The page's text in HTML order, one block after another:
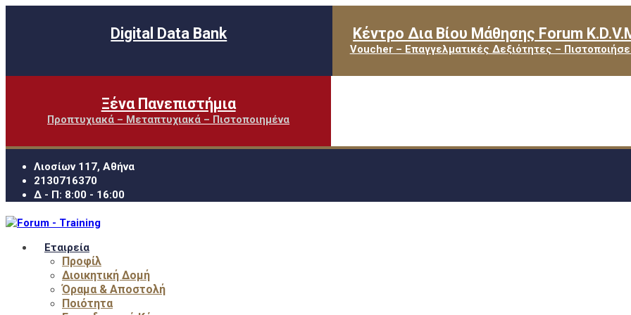
Digital Data Bank Κέντρο Δια Βίου Μάθησης Forum
Voucher – Επαγγελματικές Δεξιότητες –
Ξένα Πανεπιστήμια
Προπτυχιακά – Μεταπτυχιακά – Πιστοποιημένα
Λιοσίων 117, Αθήνα
2130716370
Δ - Π: 8:00 - 16:00
Εταιρεία
Προφίλ
Διοικητική Δομή
Όραμα & Αποστολή
Ποιότητα